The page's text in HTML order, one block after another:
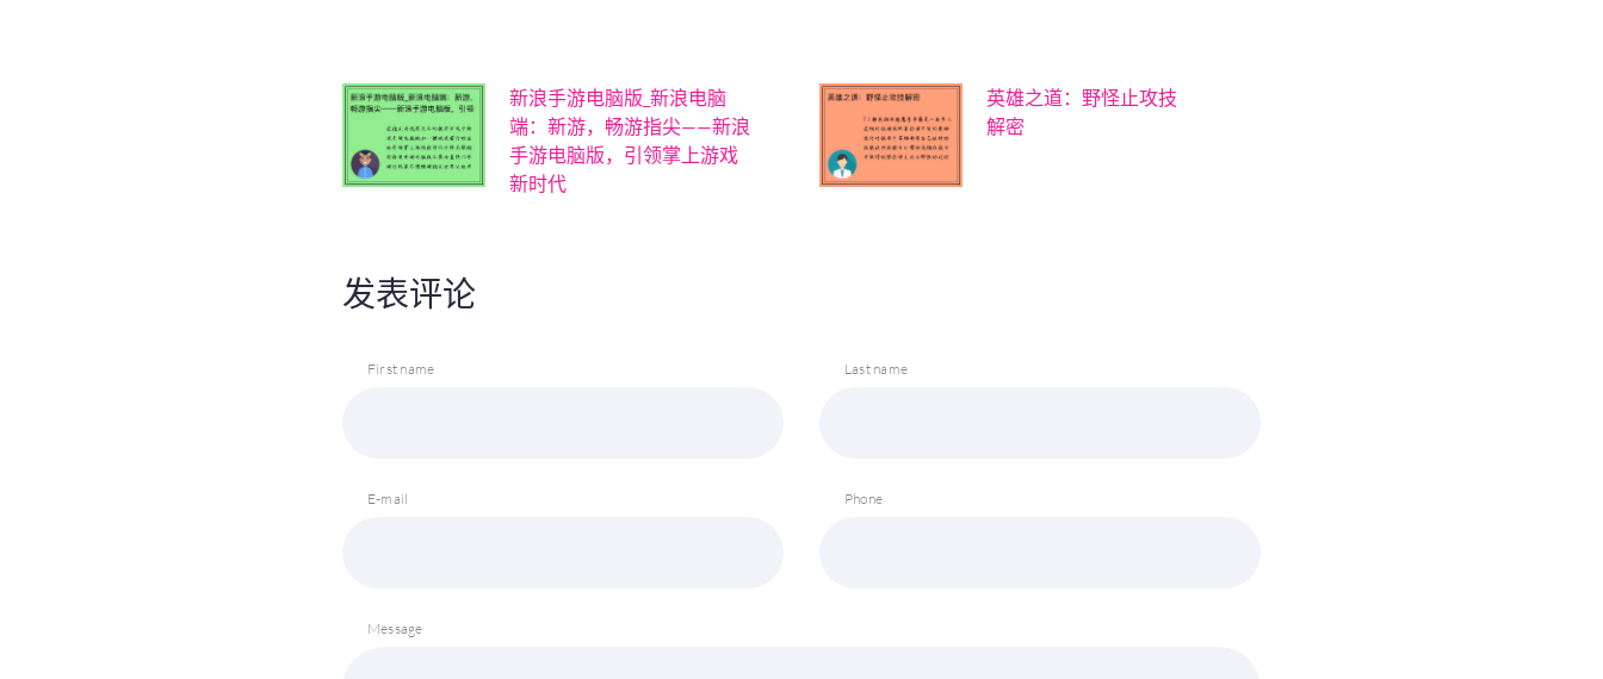
新浪手游电脑版_新浪电脑
端：新游，畅游指尖——新浪
手游电脑版，引领掌上游戏
新时代
英雄之道：野怪止攻技
解密
发表评论
First name Last name
E-mail Phone
Message